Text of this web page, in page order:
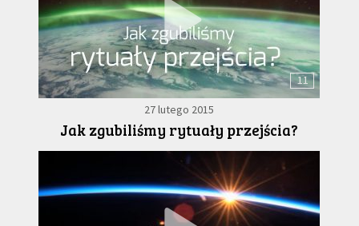
11
27 lutego 2015
Jak zgubiliśmy rytuały przejścia?